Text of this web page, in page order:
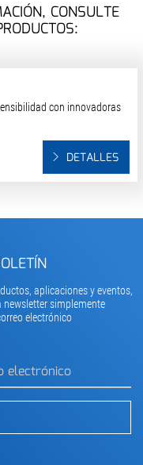
CONSULTE
con innovadoras
DETALLES
aplicaciones y eventos,
newsletter simplemente
electrónico